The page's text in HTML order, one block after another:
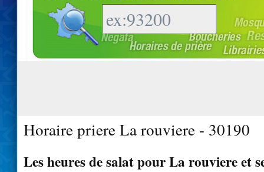
Horaire priere La rouviere - 30190
Les heures de salat pour La rouviere et